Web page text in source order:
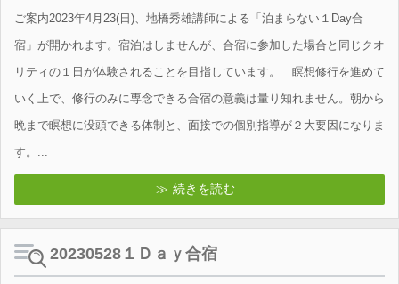
ご案内2023年4月23(日)、地橋秀雄講師による「泊まらない１Day合
宿」が開かれます。宿泊はしませんが、合宿に参加した場合と同じクオ
リティの１日が体験されることを目指しています。 瞑想修行を進めて
いく上で、修行のみに専念できる合宿の意義は量り知れません。朝から
晩まで瞑想に没頭できる体制と、面接での個別指導が２大要因になりま
す。...
続きを読む
20230528１Ｄａｙ合宿